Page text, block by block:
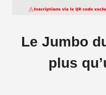
Le Jumbo
plus